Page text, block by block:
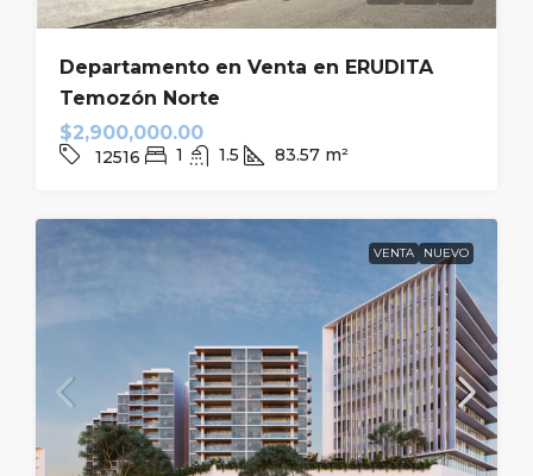
Departamento en Venta en ERUDITA
Temozón Norte
$2,900,000.00
12516 1 1.5 83.57 m²
VENTA NUEVO